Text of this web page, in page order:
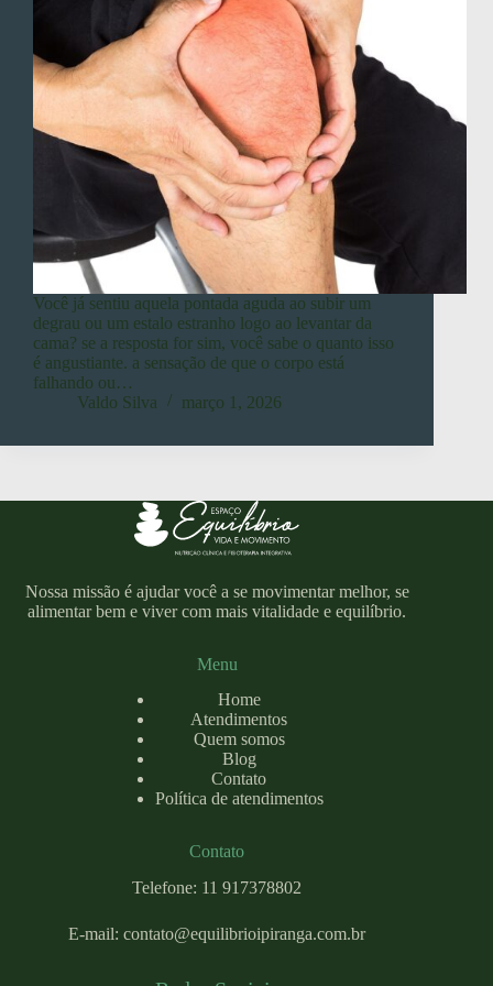
Você já sentiu aquela pontada aguda ao subir um
degrau ou um estalo estranho logo ao levantar da
cama? se a resposta for sim, você sabe o quanto isso
é angustiante. a sensação de que o corpo está
falhando ou…
Valdo Silva
março 1, 2026
Nossa missão é ajudar você a se movimentar melhor, se
alimentar bem e viver com mais vitalidade e equilíbrio.
Menu
Home
Atendimentos
Quem somos
Blog
Contato
Política de atendimentos
Contato
Telefone: 11 917378802
E-mail:contato@equilibrioipiranga.com.br